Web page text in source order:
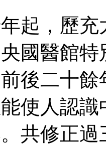
起，歷
國醫館
後二十
使人認
共修正